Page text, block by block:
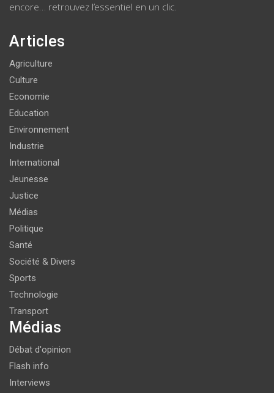
encore… retrouvez l’essentiel en un clic.
Articles
Agriculture
Culture
Economie
Education
Environnement
Industrie
International
Jeunesse
Justice
Médias
Politique
Santé
Société & Divers
Sports
Technologie
Transport
Médias
Débat d'opinion
Flash info
Interviews